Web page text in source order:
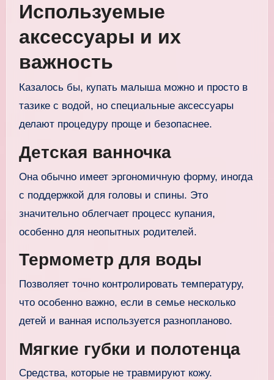
Используемые
аксессуары и их
важность
Казалось бы, купать малыша можно и просто в
тазике с водой, но специальные аксессуары
делают процедуру проще и безопаснее.
Детская ванночка
Она обычно имеет эргономичную форму, иногда
с поддержкой для головы и спины. Это
значительно облегчает процесс купания,
особенно для неопытных родителей.
Термометр для воды
Позволяет точно контролировать температуру,
что особенно важно, если в семье несколько
детей и ванная используется разнопланово.
Мягкие губки и полотенца
Средства, которые не травмируют кожу.